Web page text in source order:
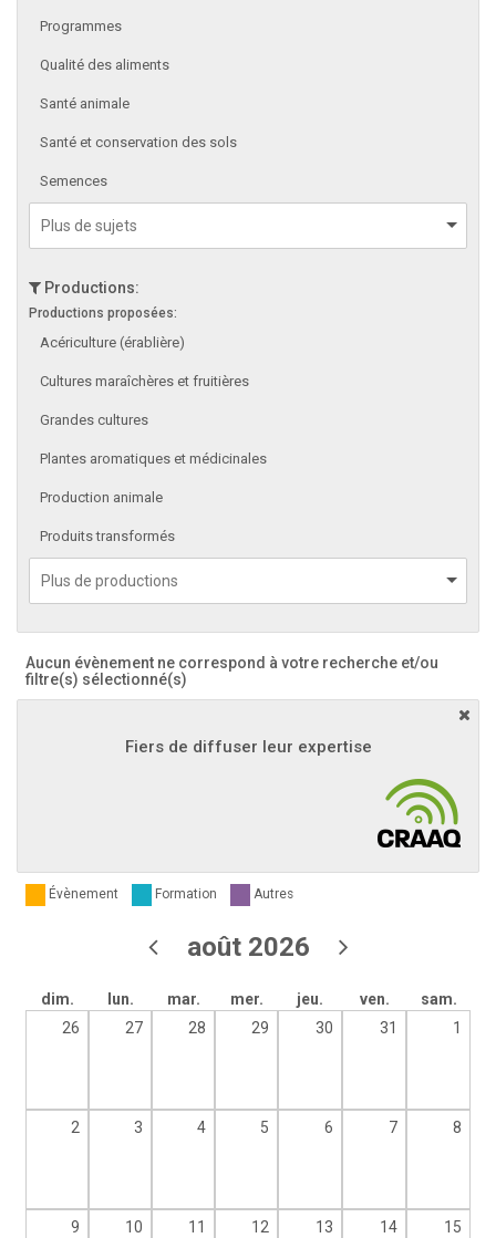
Programmes
Qualité des aliments
Santé animale
Santé et conservation des sols
Semences
Productions:
Productions proposées:
Acériculture (érablière)
Cultures maraîchères et fruitières
Grandes cultures
Plantes aromatiques et médicinales
Production animale
Produits transformés
Aucun évènement ne correspond à votre recherche et/ou
filtre(s) sélectionné(s)
Fiers de diffuser leur expertise
Évènement Formation Autres
août 2026
dim. lun. mar. mer. jeu. ven.
sam.
26
27 28 29 30 31 1
2 3 4 5 6 7 8
9 10 11 12 13 14 15